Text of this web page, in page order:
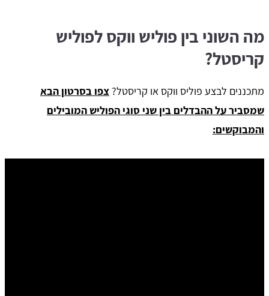
מה השוני בין פוליש ווקס לפוליש
קריסטל?
מתכננים לבצע פוליס ווקס או קריסטל? צפו בסרטון הבא
שמסביר על ההבדלים בין שני סוגי הפוליש המובילים
והמבוקשים: